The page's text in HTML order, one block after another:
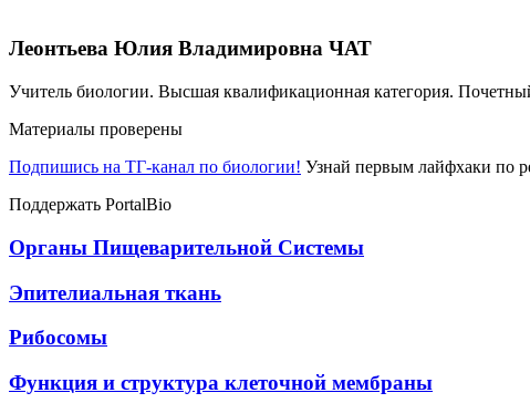
Леонтьева Юлия Владимировна ЧАТ
Учитель биологии. Высшая квалификационная категория.
Материалы проверены
Подпишись на ТГ-канал по биологии! Узнай первым лайфхаки по
Поддержать PortalBio
Органы Пищеварительной Системы
Эпителиальная ткань
Рибосомы
Функция и структура клеточной мембраны